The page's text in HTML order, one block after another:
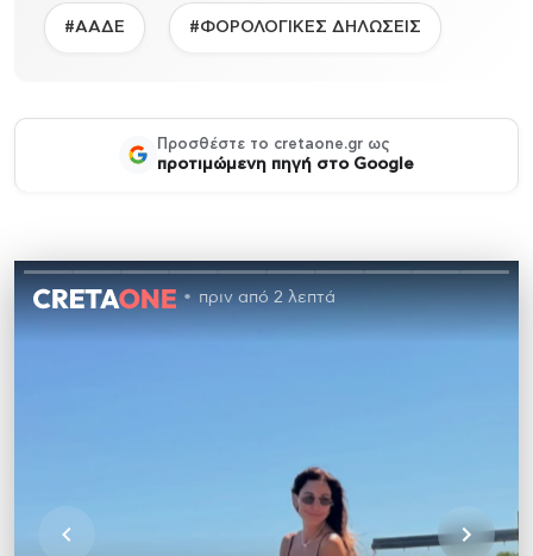
#ΑΑΔΕ #ΦΟΡΟΛΟΓΙΚΕΣ ΔΗΛΩΣΕΙΣ
Προσθέστε το cretaone.gr ως
προτιμώμενη πηγή στο Google
πριν από 2 λεπτά